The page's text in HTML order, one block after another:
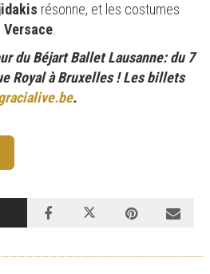
résonne, et les costumes
Versace.
du Béjart Ballet Lausanne: du 7
Royal à Bruxelles ! Les billets
.